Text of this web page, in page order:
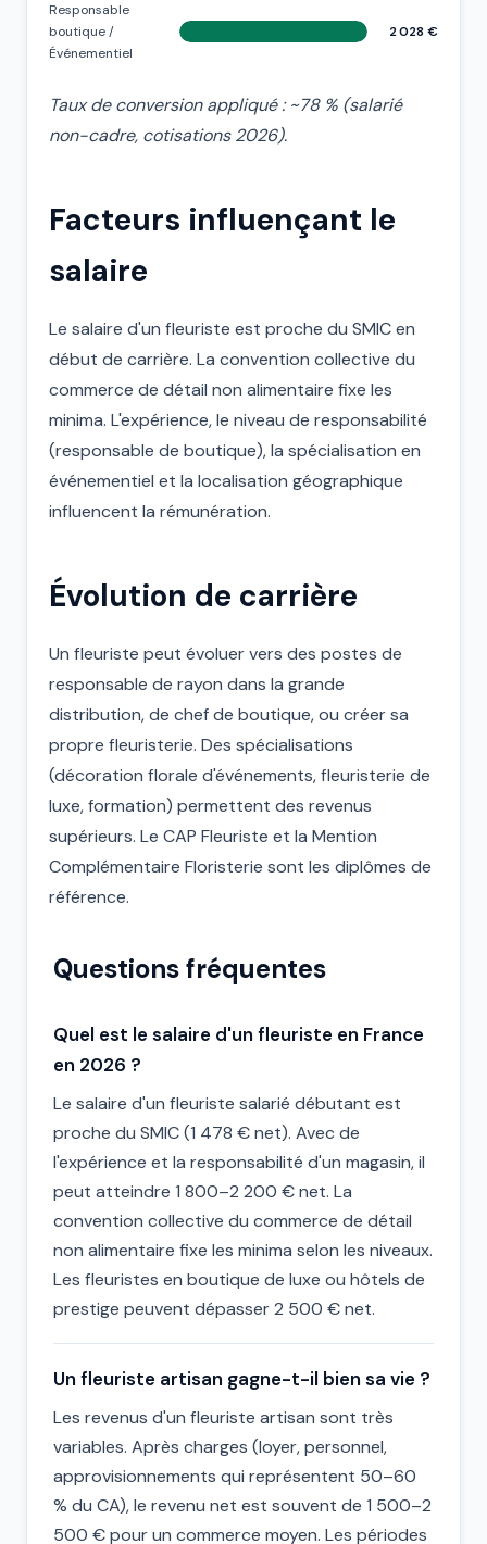
Responsable
boutique /
Événementiel
2 028 €
Taux de conversion appliqué : ~78 % (salarié
non-cadre, cotisations 2026).
Facteurs influençant le
salaire
Le salaire d'un fleuriste est proche du SMIC en
début de carrière. La convention collective du
commerce de détail non alimentaire fixe les
minima. L'expérience, le niveau de responsabilité
(responsable de boutique), la spécialisation en
événementiel et la localisation géographique
influencent la rémunération.
Évolution de carrière
Un fleuriste peut évoluer vers des postes de
responsable de rayon dans la grande
distribution, de chef de boutique, ou créer sa
propre fleuristerie. Des spécialisations
(décoration florale d'événements, fleuristerie de
luxe, formation) permettent des revenus
supérieurs. Le CAP Fleuriste et la Mention
Complémentaire Floristerie sont les diplômes de
référence.
Questions fréquentes
Quel est le salaire d'un fleuriste en France
en 2026 ?
Le salaire d'un fleuriste salarié débutant est
proche du SMIC (1 478 € net). Avec de
l'expérience et la responsabilité d'un magasin, il
peut atteindre 1 800–2 200 € net. La
convention collective du commerce de détail
non alimentaire fixe les minima selon les niveaux.
Les fleuristes en boutique de luxe ou hôtels de
prestige peuvent dépasser 2 500 € net.
Un fleuriste artisan gagne-t-il bien sa vie ?
Les revenus d'un fleuriste artisan sont très
variables. Après charges (loyer, personnel,
approvisionnements qui représentent 50–60
% du CA), le revenu net est souvent de 1 500–2
500 € pour un commerce moyen. Les périodes